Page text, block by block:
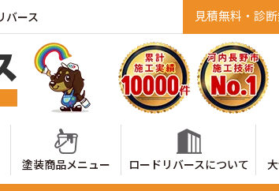
バース 見積無料・診
塗装商品メニュー ロードリバースについて